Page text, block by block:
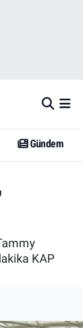
Gündem
KAP